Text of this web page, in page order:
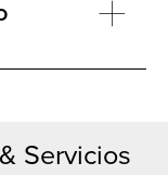
Servicios